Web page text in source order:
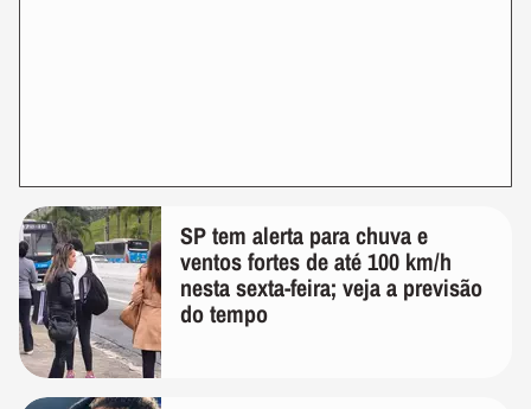
SP tem alerta para chuva e
ventos fortes de até 100 km/h
nesta sexta-feira; veja a previsão
do tempo